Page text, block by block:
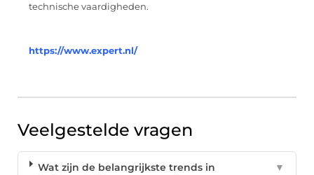
technische vaardigheden.
https://www.expert.nl/
Veelgestelde vragen
Wat zijn de belangrijkste trends in
▼